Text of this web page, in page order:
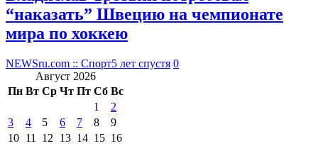
“наказать” Швецию на чемпионате
мира по хоккею
NEWSru.com :: Спорт5 лет спустя 0
Август 2026
Пн Вт Ср Чт Пт Сб Вс
1
2
3
4 5 6 7 8
9
10 11 12 13 14 15 16